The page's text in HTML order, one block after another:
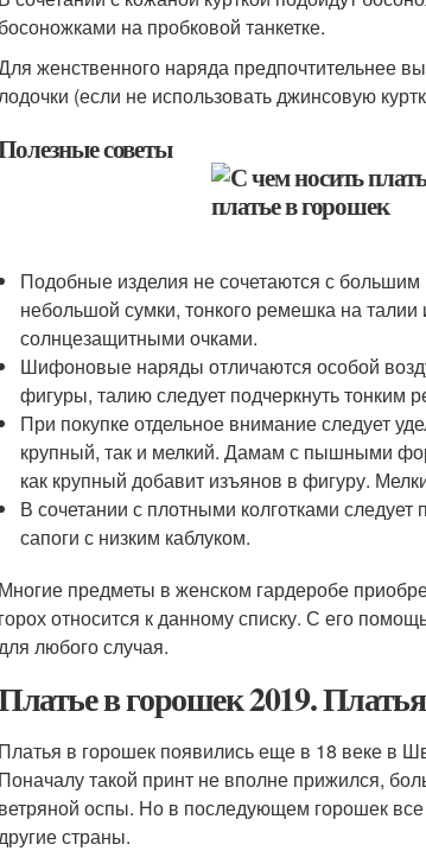
босоножками на пробковой танкетке.
женственного наряда предпочтительнее
(если не использовать джинсовую
советы
Подобные изделия не сочетаются с большим
небольшой сумки, тонкого ремешка на
солнцезащитными очками.
Шифоновые наряды отличаются особой
фигуры, талию следует подчеркнуть тонким
При покупке отдельное внимание следует
крупный, так и мелкий. Дамам с пышными
как крупный добавит изъянов в фигуру.
В сочетании с плотными колготками
сапоги с низким каблуком.
Многие предметы в женском гардеробе
горох относится к данному списку. С его
любого случая.
в горошек 2019.
Платья в горошек появились еще в 18 веке в
Поначалу такой принт не вполне прижился,
ветряной оспы. Но в последующем горошек
страны.